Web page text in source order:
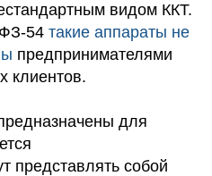
видом ККТ.
54 такие аппараты не
предпринимателями
клиентов.
для
представлять собой